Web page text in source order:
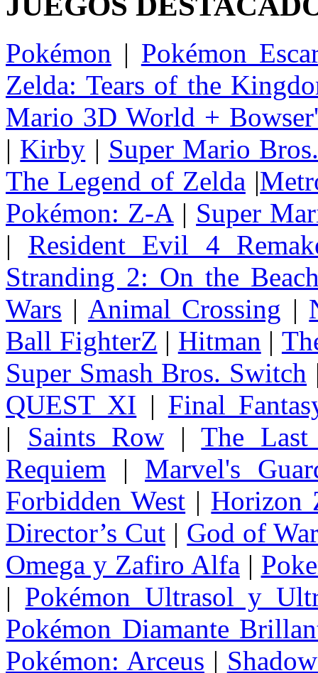
Pokémon | Pokémon
Zelda: Tears of the
Mario 3D World +
| Kirby | Super Mario
The Legend of Zelda |
Pokémon: Z-A | Super
| Resident Evil 4
Stranding 2: On the
Wars | Animal Crossing |
Ball FighterZ | Hitman |
Super Smash Bros. Switch
QUEST XI | Final
| Saints Row |The
Requiem | Marvel's
Forbidden West | Horizon
Director’s Cut | God of
Omega y Zafiro Alfa |
| Pokémon Ultrasol y
Pokémon Diamante
Pokémon: Arceus |